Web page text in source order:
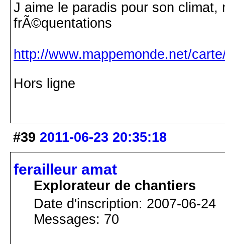
J aime le paradis pour son
frÃ©quentations
http://www.mappemonde.net/
Hors ligne
#39 2011-06-23 20:35:18
ferailleur amat
Explorateur de chantiers
Date d'inscription: 2007-06-24
Messages: 70